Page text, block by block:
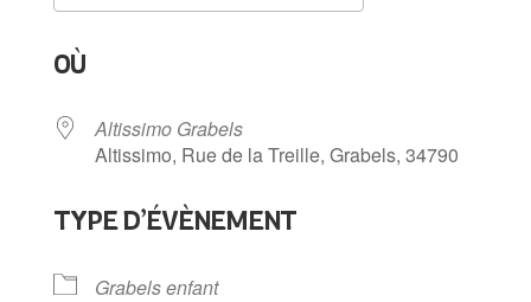
OÙ
Altissimo Grabels
Altissimo, Rue de la Treille, Grabels, 34790
TYPE D’ÉVÈNEMENT
Grabels enfant